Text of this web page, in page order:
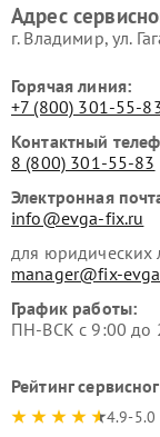
Адрес
г. Владимир, ул.
Горячая линия:
+7 (800) 301-55-
Контактный
8 (800) 301-55-83
Электронная
info@evga-fix.ru
для юридических
manager@fix-
График работы:
ПН-ВСК с 9:00 до
Рейтинг
4.9-5.0